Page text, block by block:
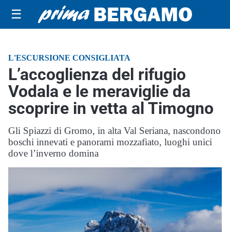
☰
L'ESCURSIONE CONSIGLIATA
L’accoglienza del rifugio
Vodala e le meraviglie da
scoprire in vetta al Timogno
Gli Spiazzi di Gromo, in alta Val Seriana, nascondono
boschi innevati e panorami mozzafiato, luoghi unici
dove l’inverno domina